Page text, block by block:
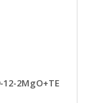
EKLE
12-2MgO+TE